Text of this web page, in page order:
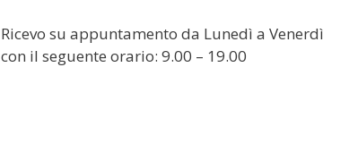
Ricevo su appuntamento da Lunedì a Venerdì
con il seguente orario: 9.00 – 19.00